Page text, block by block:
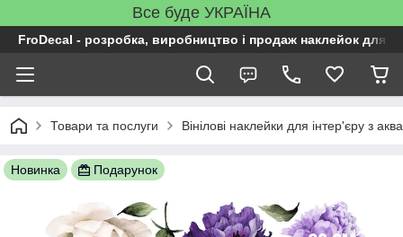
Все буде УКРАЇНА
FroDecal - розробка, виробництво і продаж наклейок для
Товари та послуги Вінілові наклейки для інтер'єру з
Новинка Подарунок